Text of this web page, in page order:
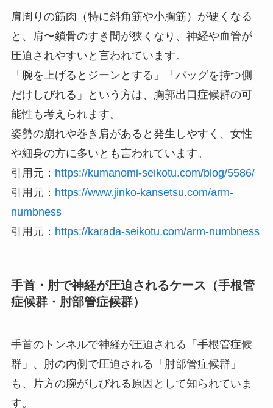
肩周りの筋肉（特に斜角筋や小胸筋）が硬くなる
と、肩〜鎖骨のすき間が狭くなり、神経や血管が
圧迫されやすいと言われています。
「腕を上げるとジーンとする」「バッグを持つ側
だけしびれる」という方は、胸郭出口症候群の可
能性も考えられます。
姿勢の崩れや巻き肩があると発生しやすく、女性
や細身の方に多いとも言われています。
引用元： https://kumanomi-seikotu.com/blog/5586/
引用元： https://www.jinko-kansetsu.com/arm-
numbness
引用元： https://karada-seikotu.com/arm-numbness
手首・肘で神経が圧迫されるケース（手根管
症候群・肘部管症候群）
手首のトンネルで神経が圧迫される「手根管症候
群」、肘の内側で圧迫される「肘部管症候群」
も、片方の腕がしびれる原因として知られていま
す。